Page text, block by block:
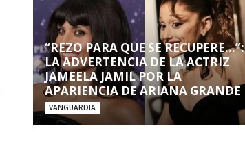
“REZO PARA QUE SE RECUPERE…”:
LA ADVERTENCIA DE LA ACTRIZ
JAMEELA JAMIL POR LA
APARIENCIA DE ARIANA GRANDE
VANGUARDIA